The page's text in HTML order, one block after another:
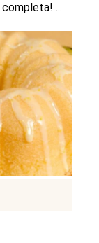
completa! ...